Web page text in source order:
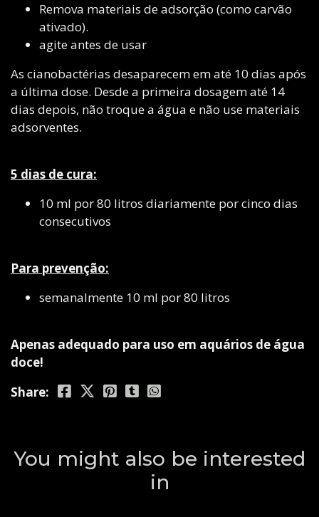
Remova materiais de adsorção (como carvão
ativado).
agite antes de usar
As cianobactérias desaparecem em até 10 dias após
a última dose. Desde a primeira dosagem até 14
dias depois, não troque a água e não use materiais
adsorventes.
5 dias de cura:
10 ml por 80 litros diariamente por cinco dias
consecutivos
Para prevenção:
semanalmente 10 ml por 80 litros
Apenas adequado para uso em aquários de água
doce!
Share:
You might also be interested
in